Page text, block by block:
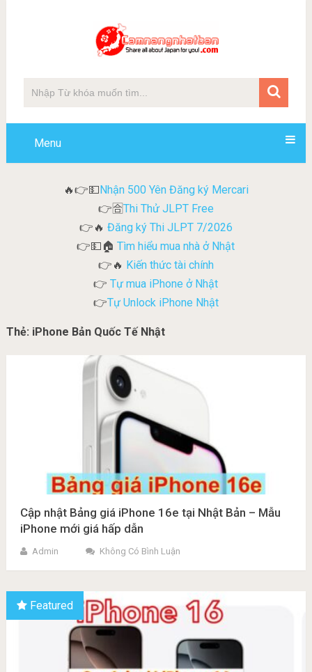
Menu
🔥👉💵Nhận 500 Yên Đăng ký Mercari
👉🈴Thi Thử JLPT Free
👉🔥 Đăng ký Thi JLPT 7/2026
👉💵🏠Tìm hiểu mua nhà ở Nhật
👉🔥 Kiến thức tài chính
👉 Tự mua iPhone ở Nhật
👉Tự Unlock iPhone Nhật
Thẻ: iPhone Bản Quốc Tế Nhật
Cập nhật Bảng giá iPhone 16e tại Nhật Bản – Mẫu
iPhone mới giá hấp dẫn
Admin Không Có Bình Luận
Featured